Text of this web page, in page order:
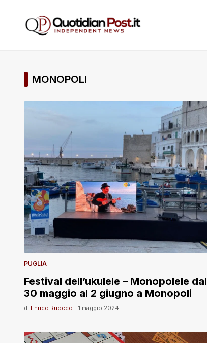
MONOPOLI
PUGLIA
Festival dell’ukulele – Monopolele dal
30 maggio al 2 giugno a Monopoli
di Enrico Ruocco - 1 maggio 2024